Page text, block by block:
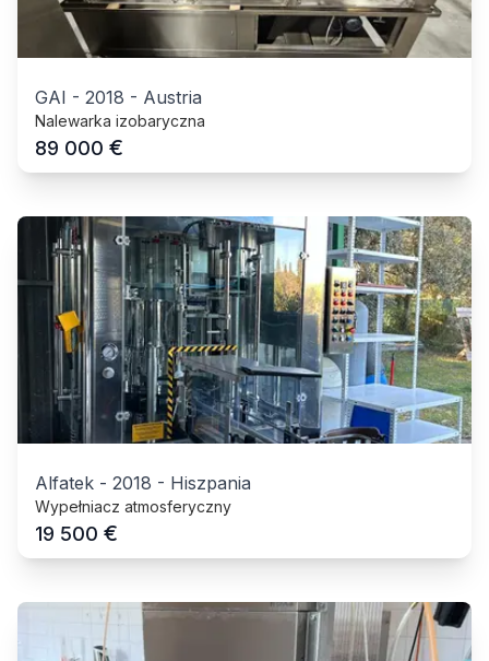
GAI - 2018 - Austria
Nalewarka izobaryczna
89 000 €
Alfatek - 2018 - Hiszpania
Wypełniacz atmosferyczny
19 500 €